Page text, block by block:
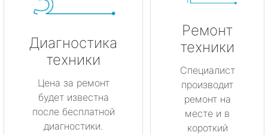
Диагностика
техники
Цена за ремонт
будет известна
после бесплатной
диагностики.
Ремонт
техники
Специалист
производит
ремонт на
месте и в
короткий